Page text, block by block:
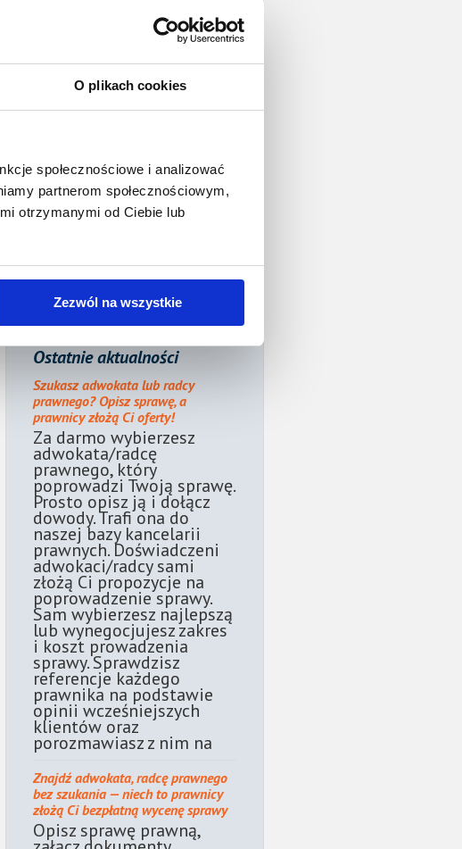
O plikach cookies
społecznościowe i analizować
partnerom społecznościowym,
otrzymanymi od Ciebie lub
Zezwól na wszystkie
Ostatnie aktualności
Szukasz adwokata lub radcy
prawnego? Opisz sprawę, a
prawnicy złożą Ci oferty!
Za darmo wybierzesz
adwokata/radcę
prawnego, który
poprowadzi Twoją sprawę.
Prosto opisz ją i dołącz
dowody. Trafi ona do
naszej bazy kancelarii
prawnych. Doświadczeni
adwokaci/radcy sami
złożą Ci propozycje na
poprowadzenie sprawy.
Sam wybierzesz najlepszą
lub wynegocjujesz zakres
i koszt prowadzenia
sprawy. Sprawdzisz
referencje każdego
prawnika na podstawie
opinii wcześniejszych
klientów oraz
porozmawiasz z nim na
Znajdź adwokata, radcę prawnego
bez szukania — niech to prawnicy
złożą Ci bezpłatną wycenę sprawy
Opisz sprawę prawną,